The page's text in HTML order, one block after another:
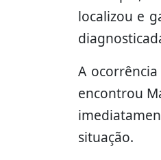
localizou e
A
encontrou
situação.